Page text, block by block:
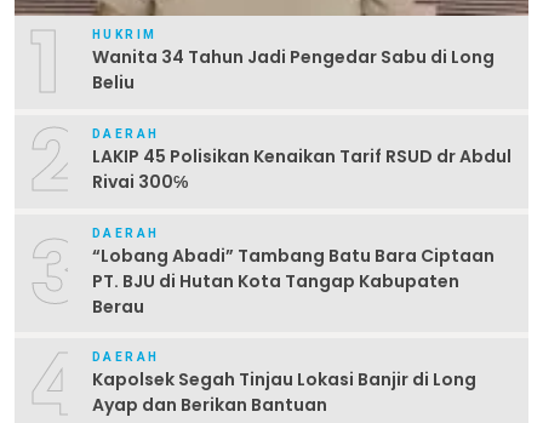
1 HUKRIM
Wanita 34 Tahun Jadi Pengedar Sabu di Long
Beliu
2 DAERAH
LAKIP 45 Polisikan Kenaikan Tarif RSUD dr Abdul
Rivai 300℅
3 DAERAH
“Lobang Abadi” Tambang Batu Bara Ciptaan
PT. BJU di Hutan Kota Tangap Kabupaten
Berau
4 DAERAH
Kapolsek Segah Tinjau Lokasi Banjir di Long
Ayap dan Berikan Bantuan